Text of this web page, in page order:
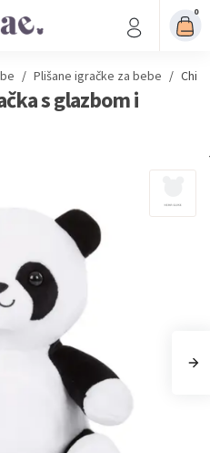
0
/ Plišane igračke za bebe /
s glazbom i